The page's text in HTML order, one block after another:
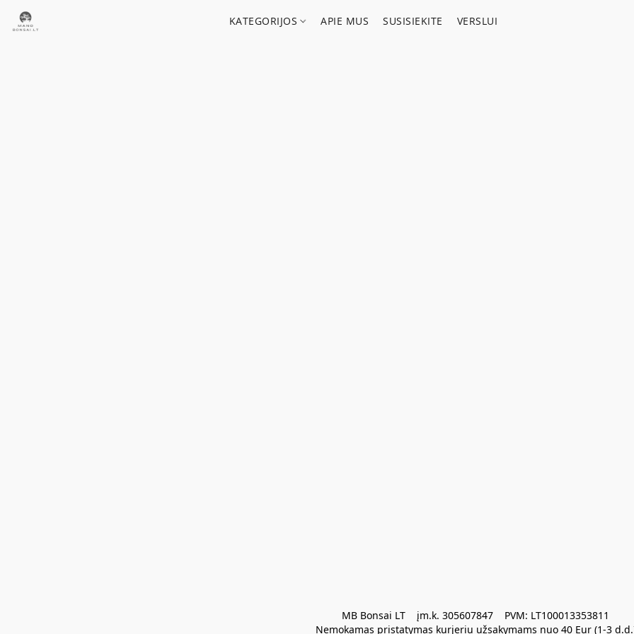
KATEGORIJOS APIE MUS SUSISIEKITE VERSLUI
MB Bonsai LT    įm.k. 305607847    PVM: LT100013353811
Nemokamas pristatymas kurjeriu užsakymams nuo 40 Eur (1-3